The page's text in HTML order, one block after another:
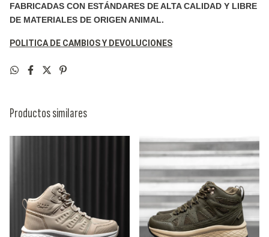
FABRICADAS CON ESTÁNDARES DE ALTA CALIDAD Y LIBRE
DE MATERIALES DE ORIGEN ANIMAL.
POLITICA DE CAMBIOS Y DEVOLUCIONES
Productos similares